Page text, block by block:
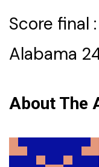
Score final
Alabama
About The